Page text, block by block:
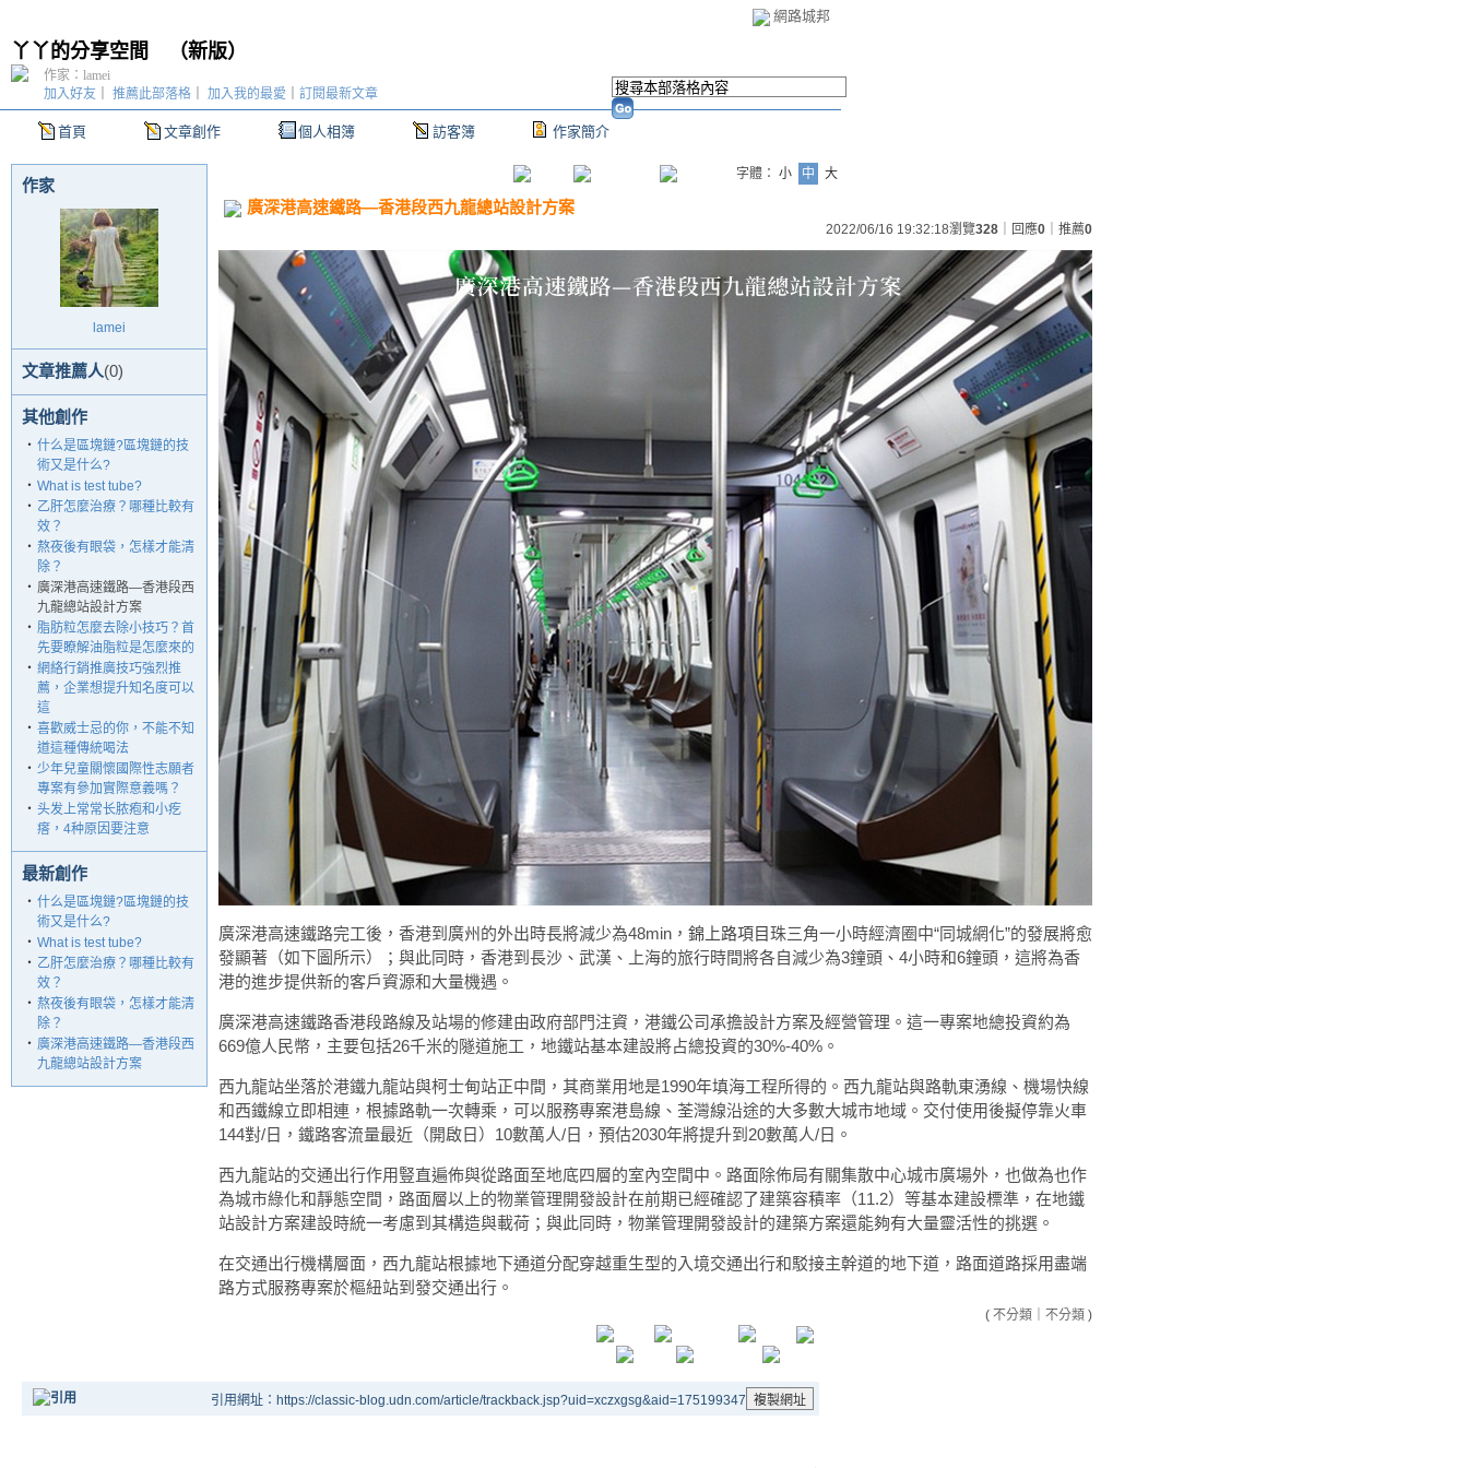
網路城邦
丫丫的分享空間 （新版）
首頁 文章創作 個人相簿 訪客簿 作家簡介
加入好友 推薦此部落格 加入我的最愛 訂閱最新文章
作家：lamei
作家
lamei
文章推薦人(0)
其他創作
‧ 什么是區塊鏈?區塊鏈的技
術又是什么?
‧ What is test tube?
‧ 乙肝怎麼治療？哪種比較有
效？
‧ 熬夜後有眼袋，怎樣才能清
除？
‧ 廣深港高速鐵路—香港段西
九龍總站設計方案
‧ 脂肪粒怎麼去除小技巧？首
先要瞭解油脂粒是怎麼來的
‧ 網絡行銷推廣技巧強烈推
薦，企業想提升知名度可以
這
‧ 喜歡威士忌的你，不能不知
道這種傳統喝法
‧ 少年兒童關懷國際性志願者
專案有參加實際意義嗎？
‧ 头发上常常长脓疱和小疙
瘩，4种原因要注意
最新創作
‧ 什么是區塊鏈?區塊鏈的技
術又是什么?
‧ What is test tube?
‧ 乙肝怎麼治療？哪種比較有
效？
‧ 熬夜後有眼袋，怎樣才能清
除？
‧ 廣深港高速鐵路—香港段西
九龍總站設計方案
字體： 小 中 大
廣深港高速鐵路—香港段西九龍總站設計方案
2022/06/16 19:32:18瀏覽328 ｜回應0 ｜推薦0
廣深港高速鐵路完工後，香港到廣州的外出時長將減少為48min， 錦上路項目珠三角一小時經濟圈中“同城網化”的發展將愈
發顯著（如下圖所示）；與此同時，香港到長沙、武漢、上海的旅行時間將各自減少為3鐘頭、4小時和6鐘頭，這將為香
港的進步提供新的客戶資源和大量機遇。
廣深港高速鐵路香港段路線及站場的修建由政府部門注資，港鐵公司承擔設計方案及經營管理。這一專案地總投資約為
669億人民幣，主要包括26千米的隧道施工，地鐵站基本建設將占總投資的30%-40%。
西九龍站坐落於港鐵九龍站與柯士甸站正中間，其商業用地是1990年填海工程所得的。西九龍站與路軌東湧線、機場快線
和西鐵線立即相連，根據路軌一次轉乘，可以服務專案港島線、荃灣線沿途的大多數大城市地域。交付使用後擬停靠火車
144對/日，鐵路客流量最近（開啟日）10數萬人/日，預估2030年將提升到20數萬人/日。
西九龍站的交通出行作用豎直遍佈與從路面至地底四層的室內空間中。路面除佈局有關集散中心城市廣場外，也做為也作
為城市綠化和靜態空間，路面層以上的物業管理開發設計在前期已經確認了建築容積率（11.2）等基本建設標準，在地鐵
站設計方案建設時統一考慮到其構造與載荷；與此同時，物業管理開發設計的建築方案還能夠有大量靈活性的挑選。
在交通出行機構層面，西九龍站根據地下通道分配穿越重生型的入境交通出行和駁接主幹道的地下道，路面道路採用盡端
路方式服務專案於樞紐站到發交通出行。
( 不分類 不分類 )
引用網址：https://classic-blog.udn.com/article/trackback.jsp?uid=xczxgsg&aid=175199347